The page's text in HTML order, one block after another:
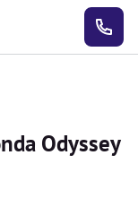
Odyssey